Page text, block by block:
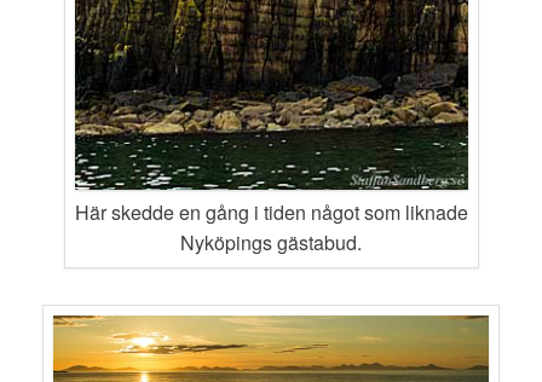
Här skedde en gång i tiden något som liknade
Nyköpings gästabud.